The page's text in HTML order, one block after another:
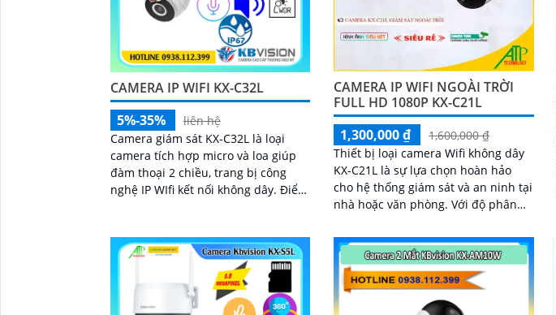
CAMERA IP WIFI KX-C32L
5%-35%
liên hệ
Camera giám sát KX-C32L là loại
camera tích hợp micro và loa giúp
đàm thoại 2 chiều, trang bị công
nghệ IP WIfi kết nối không dây. Điểm
kép để giám sát ban đêm
CAMERA IP WIFI NGOÀI TRỜI
FULL HD 1080P KX-C21L
1,300,000 ₫
1,600,000 ₫
Thiết bị loại camera Wifi không dây
KX-C21L là sự lựa chọn hoàn hảo
cho hệ thống giám sát và an ninh tại
nhà hoặc văn phòng. Với độ phân
nhìn rộng, camera KX-C21L giúp bạn
quan sát mọi hoạt động một cách dễ
dàng